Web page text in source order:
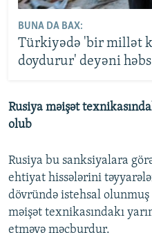
BUNA DA BAX:
Türkiyədə 'bir millət
doydurur' deyəni
Rusiya məişət
olub
Rusiya bu sanksiyalara
ehtiyat hissələrini
dövründə istehsal
məişət texnikasındakı
etməyə məcburdur.